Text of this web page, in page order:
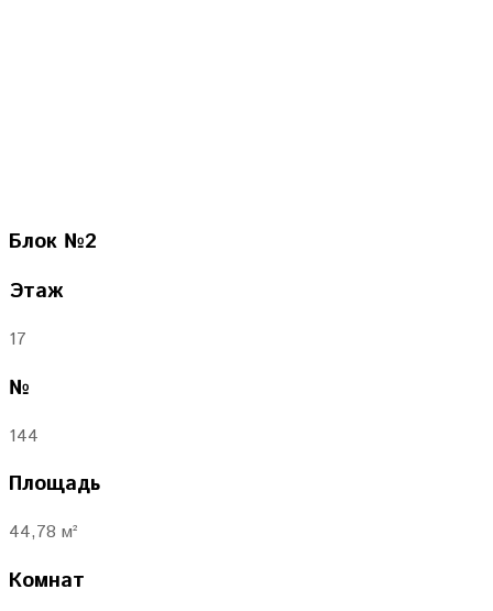
Блок №2
Этаж
17
№
144
Площадь
44,78 м²
Комнат